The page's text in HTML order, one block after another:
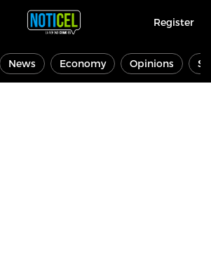
Register
News Economy Opinions